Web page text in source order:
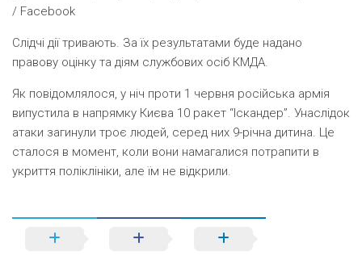
/ Facebook
Слідчі дії тривають. За їх результатами буде надано
правову оцінку та діям службових осіб КМДА.
Як повідомлялося, у ніч проти 1 червня російська армія
випустила в напрямку Києва 10 ракет “Іскандер”. Унаслідок
атаки загинули троє людей, серед них 9-річна дитина. Це
сталося в момент, коли вони намагалися потрапити в
укриття поліклініки, але їм не відкрили.